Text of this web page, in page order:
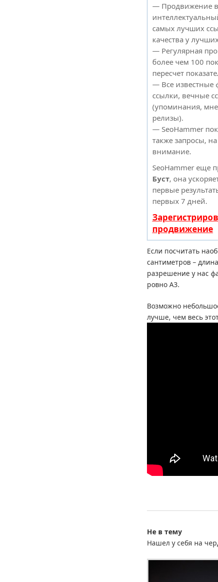
— Продвижение
самых лучших
качества у
— Регулярная
более чем 100
пересчет
— Все известные
ссылки, вечные
(упоминания,
релизы).
— SeoHammer
также запросы,
внимание.
SeoHammer еще
Буст, она
первые
первых 7 дней.
продвижение
Если посчитать
сантиметров –
разрешение у нас
ровно А3.
Возможно
лучше, чем весь
Не в тему
Нашел у себя на